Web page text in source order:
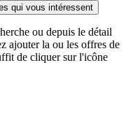
qui vous intéressent
ou depuis le détail
ajouter la ou les offres de
de cliquer sur l'icône